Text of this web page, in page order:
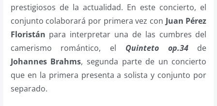
prestigiosos de la actualidad. En este concierto, el
conjunto colaborará por primera vez con Juan Pérez
Floristán para interpretar una de las cumbres del
camerismo romántico, el Quinteto op.34de
Johannes Brahms, segunda parte de un concierto
que en la primera presenta a solista y conjunto por
separado.